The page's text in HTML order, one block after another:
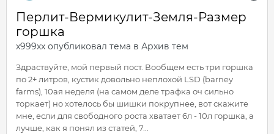
Перлит-Вермикулит-Земля-Размер
горшка
x999xx опубликовал тема в Архив тем
Здраствуйте, мой первый пост. Вообщем есть три горшка
по 2+ литров, кустик довольно неплохой LSD (barney
farms), 10ая неделя (на самом деле трафка оч сильно
торкает) но хотелось бы шишки покрупнее, вот скажите
мне, если для свободного роста хватает 6л - 10л горшка, а
лучше, как я понял из статей, 7...